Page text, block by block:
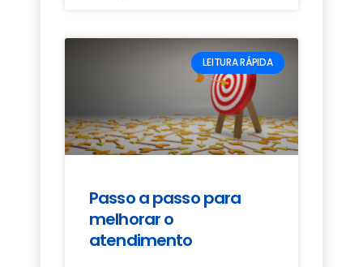
LEITURA RÁPIDA
Passo a passo para
melhorar o
atendimento